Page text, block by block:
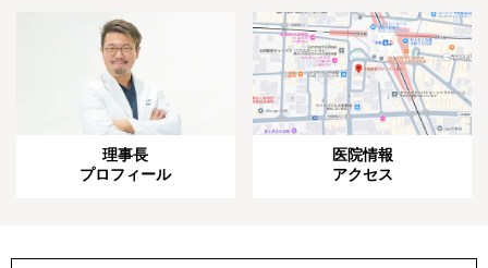
理事長
プロフィール
医院情報
アクセス